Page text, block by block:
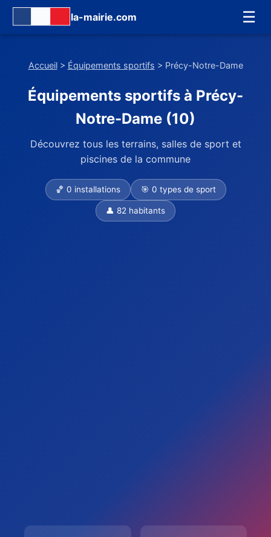
la-mairie.com ☰
Accueil> Équipements sportifs > Précy-Notre-Dame
Équipements sportifs à Précy-
Notre-Dame (10)
Découvrez tous les terrains, salles de sport et
piscines de la commune
🏀 0 installations 🎯 0 types de sport
👤 82 habitants